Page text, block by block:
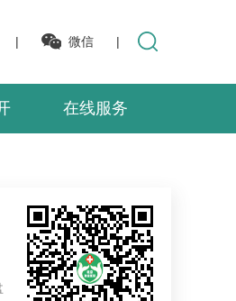
| 微信 |
在线服务